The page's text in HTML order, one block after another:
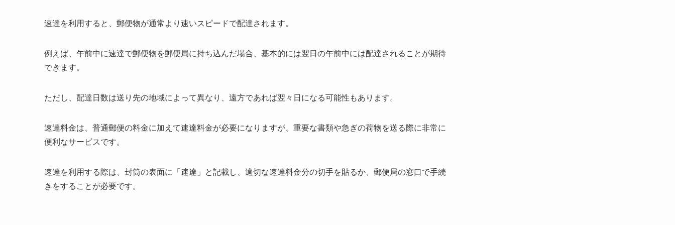
速達を利用すると、郵便物が通常より速いスピードで配達されます。
例えば、午前中に速達で郵便物を郵便局に持ち込んだ場合、基本的には翌日の午前中には配達されることが期待
できます。
ただし、配達日数は送り先の地域によって異なり、遠方であれば翌々日になる可能性もあります。
速達料金は、普通郵便の料金に加えて速達料金が必要になりますが、重要な書類や急ぎの荷物を送る際に非常に
便利なサービスです。
速達を利用する際は、封筒の表面に「速達」と記載し、適切な速達料金分の切手を貼るか、郵便局の窓口で手続
きをすることが必要です。